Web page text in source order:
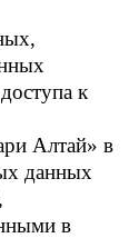
к
Алтай» в
данных
в